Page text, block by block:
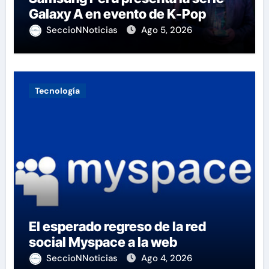
Galaxy A en evento de K-Pop
SeccioNNoticias Ago 5, 2026
Tecnología
El esperado regreso de la red
social Myspace a la web
SeccioNNoticias Ago 4, 2026